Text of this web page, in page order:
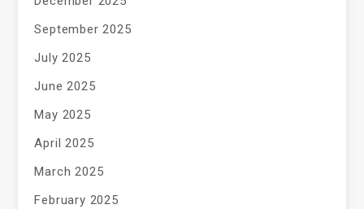
September 2025
July 2025
June 2025
May 2025
April 2025
March 2025
February 2025